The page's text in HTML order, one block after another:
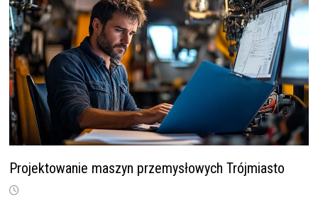
Projektowanie maszyn przemysłowych Trójmiasto